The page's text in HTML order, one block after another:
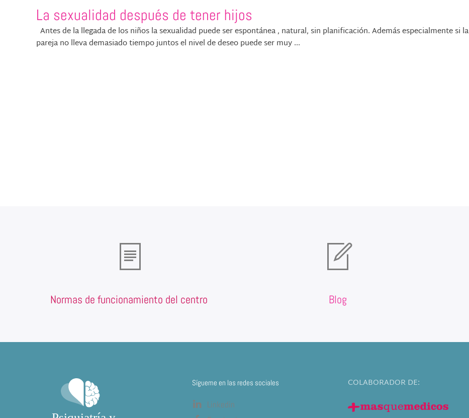
La sexualidad después de tener hijos
Antes de la llegada de los niños la sexualidad puede ser espontánea , natural, sin planificación. Además especialmente si la
pareja no lleva demasiado tiempo juntos el nivel de deseo puede ser muy ...
Normas de funcionamiento del centro Blog
Sígueme en las redes sociales
Linkedin
COLABORADOR DE: